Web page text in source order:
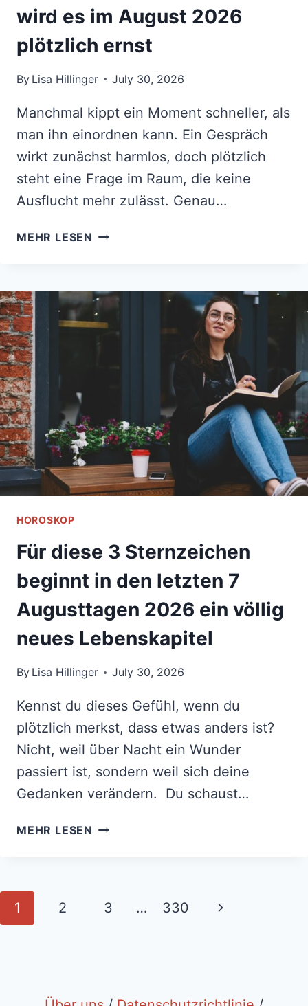
wird es im August 2026
plötzlich ernst
By Lisa Hillinger July 30, 2026
Manchmal kippt ein Moment schneller, als
man ihn einordnen kann. Ein Gespräch
wirkt zunächst harmlos, doch plötzlich
steht eine Frage im Raum, die keine
Ausflucht mehr zulässt. Genau…
MEHR LESEN FÜR
WIRD
ES
2026
HOROSKOP
Für diese 3 Sternzeichen
beginnt in den letzten 7
Augusttagen 2026 ein völlig
neues Lebenskapitel
By Lisa Hillinger July 30, 2026
Kennst du dieses Gefühl, wenn du
plötzlich merkst, dass etwas anders ist?
Nicht, weil über Nacht ein Wunder
passiert ist, sondern weil sich deine
Gedanken verändern. Du schaust…
MEHR LESEN FÜR
2026
Page
1 2 3 … 330
Next